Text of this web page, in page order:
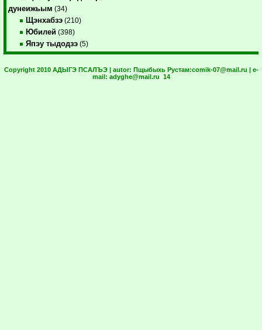
дунеижьым (34)
Щэнхабзэ (210)
Юбилей (398)
Япэу тыдодзэ (5)
Copyright 2010 АДЫГЭ ПСАЛЪЭ | autor: Пщыбыхь Рустам:comik-07@mail.ru | e-
mail: adyghe@mail.ru 14